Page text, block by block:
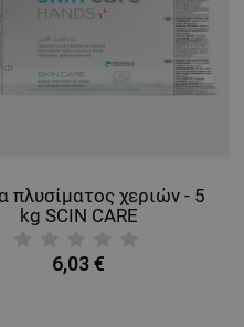
πλυσίματος χεριών - 5
kg SCIN CARE
6,03 €